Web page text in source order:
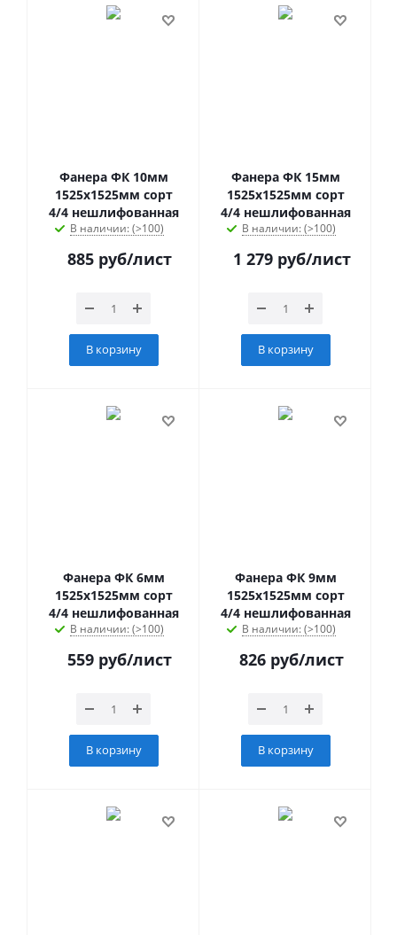
Фанера ФК 10мм
1525х1525мм сорт
4/4 нешлифованная
В наличии: (>100)
885 руб/лист
В корзину
Фанера ФК 15мм
1525х1525мм сорт
4/4 нешлифованная
В наличии: (>100)
1 279руб/лист
В корзину
Фанера ФК 6мм
1525х1525мм сорт
4/4 нешлифованная
В наличии: (>100)
559 руб/лист
В корзину
Фанера ФК 9мм
1525х1525мм сорт
4/4 нешлифованная
В наличии: (>100)
826 руб/лист
В корзину